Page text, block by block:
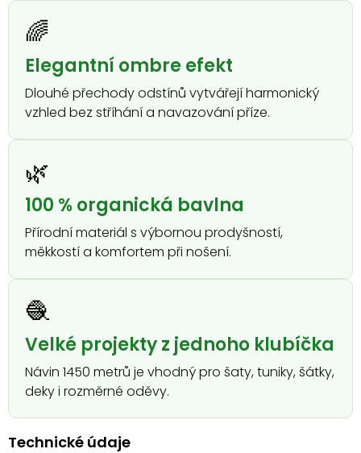
🌈
Elegantní ombre efekt
Dlouhé přechody odstínů vytvářejí harmonický
vzhled bez stříhání a navazování příze.
🌿
100 % organická bavlna
Přírodní materiál s výbornou prodyšností,
měkkostí a komfortem při nošení.
🧶
Velké projekty z jednoho klubíčka
Návin 1450 metrů je vhodný pro šaty, tuniky, šátky,
deky i rozměrné oděvy.
Technické údaje